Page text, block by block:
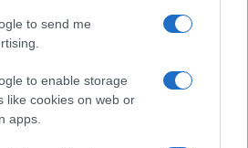
to send me
to enable storage
like cookies on web or
apps.